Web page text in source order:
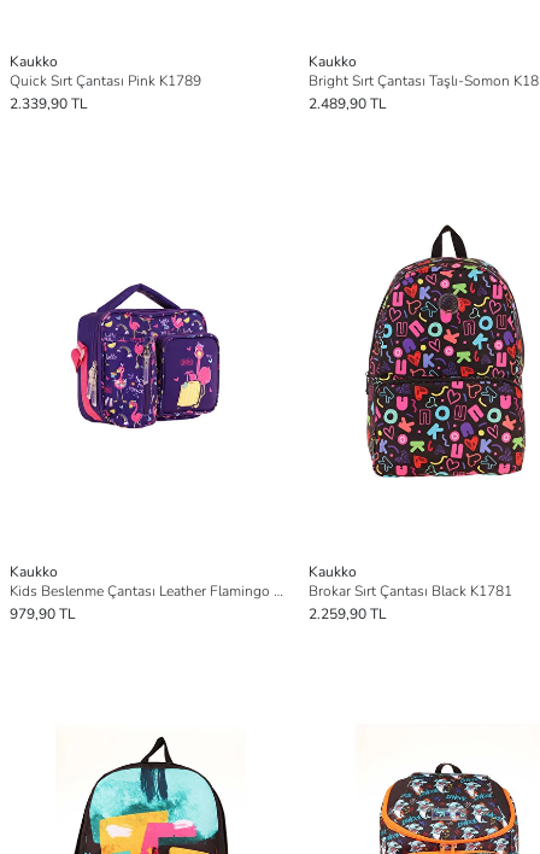
Kaukko
Quick Sırt Çantası Pink K1789
2.339,90 TL
Kaukko
Bright Sırt Çantası Taşlı-Somon
2.489,90 TL
Kaukko
Kids Beslenme Çantası Leather Flamingo L7223
979,90 TL
Kaukko
Brokar Sırt Çantası Black K1781
2.259,90 TL